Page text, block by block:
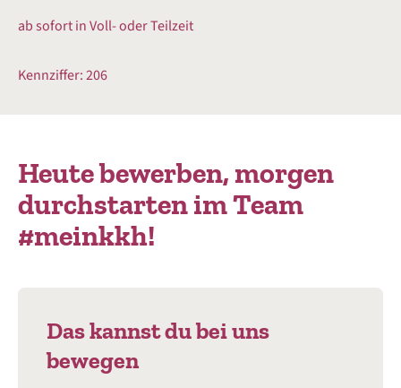
ab sofort in Voll- oder Teilzeit
Kennziffer: 206
Heute bewerben, morgen
durchstarten im Team
#meinkkh!
Das kannst du bei uns
bewegen